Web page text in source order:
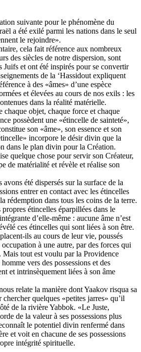
suivante pour le phénomène du
a été exilé parmi les nations dans le seul
le rejoindre».
cela fait référence aux nombreux
des siècles de notre dispersion, sont
Juifs et ont été inspirés pour se convertir
de la ‘Hassidout expliquent
à des «âmes» d’une espèce
et élevées au cours de nos exils : les
dans la réalité matérielle.
objet, chaque force et chaque
possèdent une «étincelle de sainteté»,
son «âme», son essence et son
incorpore le désir divin que la
dans le plan divin pour la Création.
quelque chose pour servir son Créateur,
de matérialité et révèle et réalise son
avons été dispersés sur la surface de la
entrer en contact avec les étincelles
rédemption dans tous les coins de la terre.
propres étincelles éparpillées dans le
d’elle-même : aucune âme n’est
ces étincelles qui sont liées à son être.
ils au cours de leur vie, poussés
occupation à une autre, par des forces qui
Mais tout est voulu par la Providence
vers des possessions et des
et intrinsèquement liées à son âme
relate la manière dont Yaakov risqua sa
quelques «petites jarres» qu’il
de la rivière Yabbok. «Le Juste,
de la valeur à ses possessions plus
le potentiel divin renfermé dans
et voit en chacune de ses possessions
intégrité spirituelle.